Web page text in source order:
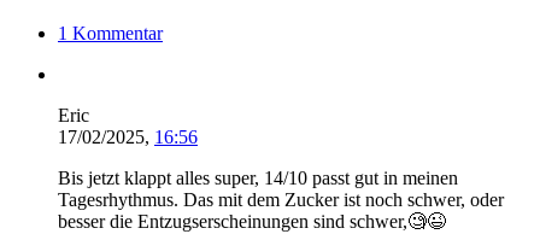
1 Kommentar
Eric
17/02/2025, 16:56
Bis jetzt klappt alles super, 14/10 passt gut in meinen
Tagesrhythmus. Das mit dem Zucker ist noch schwer, oder
besser die Entzugserscheinungen sind schwer,🧐😉